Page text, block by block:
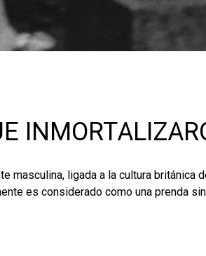
masculina, ligada a la cultura británica
es considerado como una prenda